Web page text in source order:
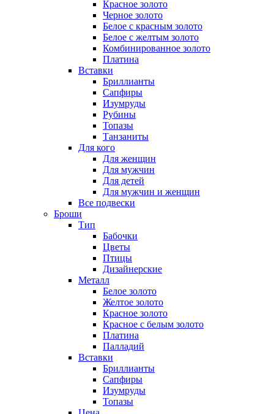
Красное золото
Черное золото
Белое с красным золото
Белое с желтым золото
Комбинированное золото
Платина
Вставки
Бриллианты
Сапфиры
Изумруды
Рубины
Топазы
Танзаниты
Для кого
Для женщин
Для мужчин
Для детей
Для мужчин и женщин
Все подвески
Броши
Тип
Бабочки
Цветы
Птицы
Дизайнерские
Металл
Белое золото
Желтое золото
Красное золото
Красное с белым золото
Платина
Палладий
Вставки
Бриллианты
Сапфиры
Изумруды
Топазы